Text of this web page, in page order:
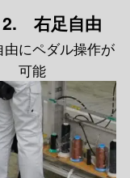
2. 右足自由
由にペダル操作が
可能